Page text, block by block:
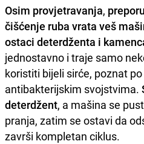
Osim provjetravanja,
čišćenje ruba vrata veš
ostaci deterdženta i
jednostavno i traje samo
koristiti bijeli sirće, poznat
antibakterijskim svojstvima.
deterdžent, a mašina se
pranja, zatim se ostavi da
završi kompletan ciklus.